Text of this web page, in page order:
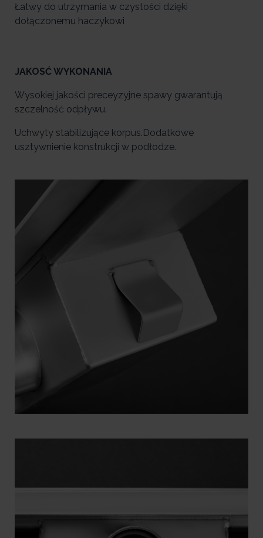
Łatwy do utrzymania w czystości dzięki
dołączonemu haczykowi
JAKOSĆ WYKONANIA
Wysokiej jakości preceyzyjne spawy gwarantują
szczelność odpływu.
Uchwyty stabilizujące korpus.Dodatkowe
usztywnienie konstrukcji w podłodze.